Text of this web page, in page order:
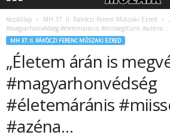
Kezdőlap MH 37. II. Rákóczi Ferenc Műszaki Ezred
#magyarhonvédség #életemáránis #miissegítünk #azéna…
MH 37. II. RÁKÓCZI FERENC MŰSZAKI EZRED
„Életem árán is
#magyarhonvédség
#életemáránis
#azéna…